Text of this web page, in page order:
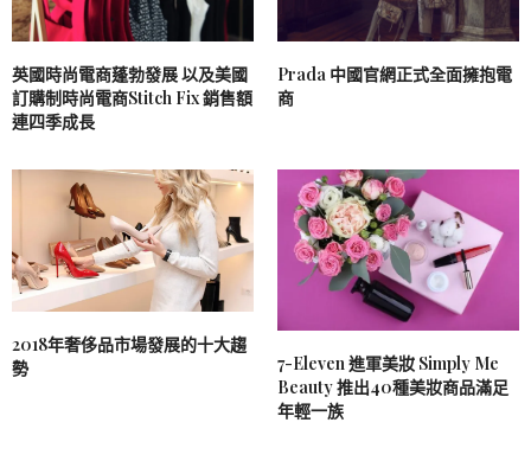
英國時尚電商蓬勃發展 以及美國
訂購制時尚電商Stitch Fix 銷售額
連四季成長
Prada 中國官網正式全面擁抱電
商
2018年奢侈品市場發展的十大趨
勢
7-Eleven 進軍美妝 Simply Me
Beauty 推出40種美妝商品滿足
年輕一族